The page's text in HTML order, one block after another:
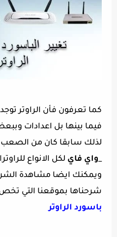
كما تعرفون فأن الراوتر
فيما بينها بل اعدادات
لذلك سابقا كان من الصعب
_واي فاي لكل الانواع
ويمكنك ايضا مشاهدة
شرحناها بموقعنا التي تخص
باسورد الراوتر